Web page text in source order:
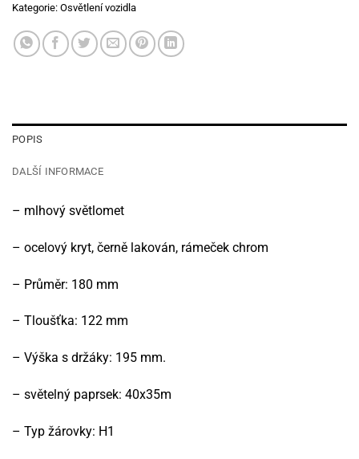
Kategorie: Osvětlení vozidla
POPIS
DALŠÍ INFORMACE
– mlhový světlomet
– ocelový kryt, černě lakován, rámeček chrom
– Průměr: 180 mm
– Tloušťka: 122 mm
– Výška s držáky: 195 mm.
– světelný paprsek: 40x35m
– Typ žárovky: H1